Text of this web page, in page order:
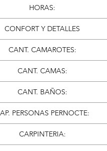
HORAS:
CONFORT Y DETALLES
CANT. CAMAROTES:
CANT. CAMAS:
CANT. BAÑOS:
PERSONAS PERNOCTE:
CARPINTERIA: